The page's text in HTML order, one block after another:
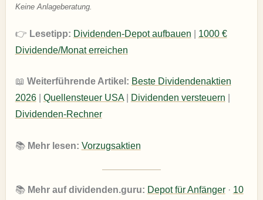
Keine Anlageberatung.
👉 Lesetipp: Dividenden-Depot aufbauen
1000 €
Dividende/Monat erreichen
📖 Weiterführende Artikel: Beste Dividendenaktien
2026| Quellensteuer USA| Dividenden versteuern
Dividenden-Rechner
📚 Mehr lesen: Vorzugsaktien
📚 Mehr auf dividenden.guru: Depot für Anfänger· 10